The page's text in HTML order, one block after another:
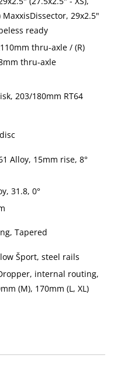
MaxxisDissector, 29x2.5"
ready
thru-axle / (R)
thru-axle
203/180mm RT64
Alloy, 15mm rise, 8°
31.8, 0°
Tapered
Šport, steel rails
internal routing,
(M), 170mm (L, XL)